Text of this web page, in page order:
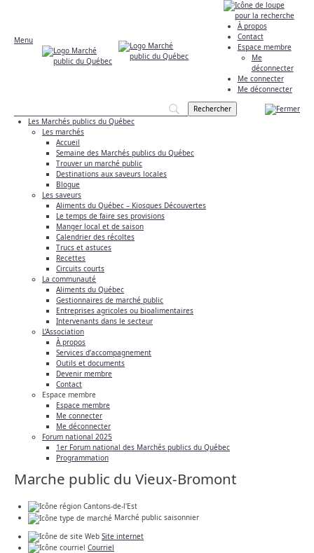
Menu
À propos
Contact
Espace membre
Me
déconnecter
Me connecter
Me déconnecter
Les Marchés publics du Québec
Les marchés
Accueil
Semaine des Marchés publics du Québec
Trouver un marché public
Destinations aux saveurs locales
Blogue
Les saveurs
Aliments du Québec – Kiosques Découvertes
Le temps de faire ses provisions
Manger local et de saison
Calendrier des récoltes
Trucs et astuces
Recettes
Circuits courts
La communauté
Aliments du Québec
Gestionnaires de marché public
Entreprises agricoles ou bioalimentaires
Intervenants dans le secteur
L’Association
À propos
Services d’accompagnement
Outils et documents
Devenir membre
Contact
Espace membre
Espace membre
Me connecter
Me déconnecter
Forum national 2025
1er Forum national des Marchés publics du Québec
Programmation
Marche public du Vieux-Bromont
Cantons-de-l'Est
Marché public saisonnier
Site internet
Courriel